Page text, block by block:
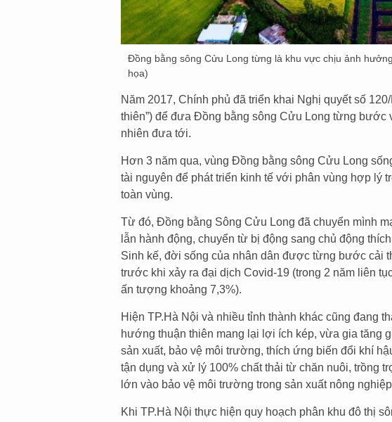
Đồng bằng sông Cửu Long từng là khu vực chịu ảnh
họa)
Năm 2017, Chính phủ đã triển khai Nghị quyết số
thiên”) để đưa Đồng bằng sông Cửu Long từng
nhiên đưa tới.
Hơn 3 năm qua, vùng Đồng bằng sông Cửu Long
tài nguyên để phát triển kinh tế với phân vùng hợp lý
toàn vùng.
Từ đó, Đồng bằng Sông Cửu Long đã chuyển mình
lẫn hành động, chuyển từ bị động sang chủ động
Sinh kế, đời sống của nhân dân được từng bước cải
trước khi xảy ra đại dịch Covid-19 (trong 2 năm liên
ấn tượng khoảng 7,3%).
Hiện TP.Hà Nội và nhiều tỉnh thành khác cũng đang
hướng thuận thiên mang lại lợi ích kép, vừa gia tăng
sản xuất, bảo vệ môi trường, thích ứng biến đổi khí
tận dụng và xử lý 100% chất thải từ chăn nuôi, trồng
lớn vào bảo vệ môi trường trong sản xuất nông
Khi TP.Hà Nội thực hiện quy hoạch phân khu đô thị